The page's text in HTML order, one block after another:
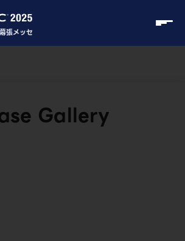
張メッセ
Gallery